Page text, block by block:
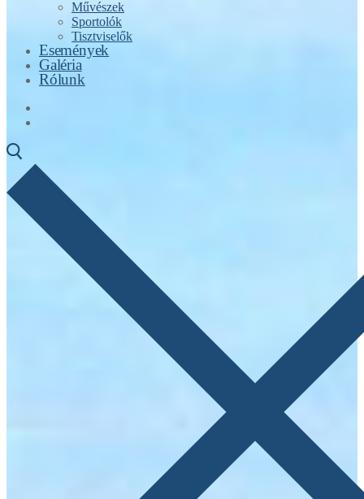
Művészek
Sportolók
Tisztviselők
Események
Galéria
Rólunk